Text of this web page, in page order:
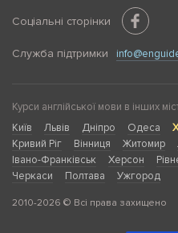
Соціальні сторінки
Служба підтримки
Курси англійської мови в інших
Київ
Львів Дніпро Одеса
Кривий Ріг
Вінниця Житомир
Івано-Франківськ
Херсон
Черкаси
Полтава Ужгород
2010-2026 © Всі права захищено